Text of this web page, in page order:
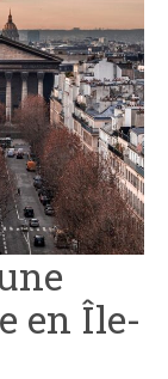
en Île-